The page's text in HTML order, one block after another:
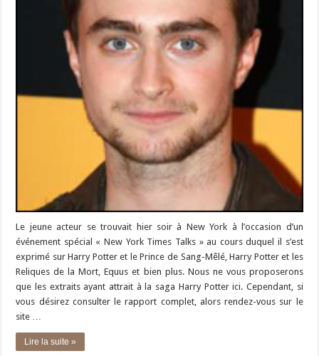
Le jeune acteur se trouvait hier soir à New York à l’occasion d’un
événement spécial « New York Times Talks » au cours duquel il s’est
exprimé sur Harry Potter et le Prince de Sang-Mêlé, Harry Potter et les
Reliques de la Mort, Equus et bien plus. Nous ne vous proposerons
que les extraits ayant attrait à la saga Harry Potter ici. Cependant, si
vous désirez consulter le rapport complet, alors rendez-vous sur le
site …
Lire la suite »